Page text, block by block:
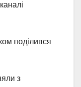
поділився
з